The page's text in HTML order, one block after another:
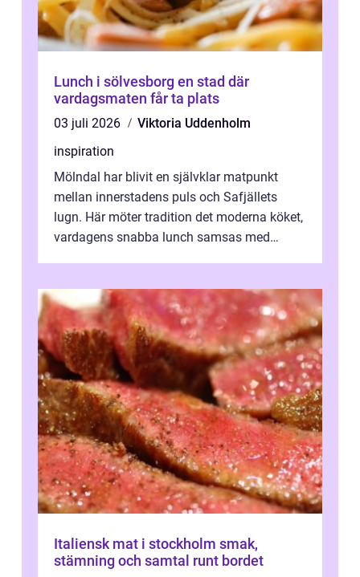
Lunch i sölvesborg en stad där
vardagsmaten får ta plats
03 juli 2026
Viktoria Uddenholm
inspiration
Mölndal har blivit en självklar matpunkt
mellan innerstadens puls och Safjällets
lugn. Här möter tradition det moderna köket,
vardagens snabba lunch samsas med
Italiensk mat i stockholm smak,
stämning och samtal runt bordet